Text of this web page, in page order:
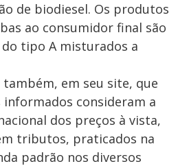
de biodiesel. Os produtos
ao consumidor final são
tipo A misturados a
em seu site, que
informados consideram a
dos preços à vista,
tributos, praticados na
padrão nos diversos